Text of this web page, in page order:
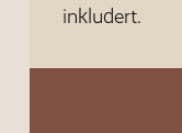
inkludert.